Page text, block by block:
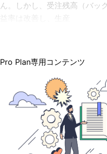
ん。しかし、受注残高（バッ
益率は改善し、生産
Pro Plan専用コンテンツ